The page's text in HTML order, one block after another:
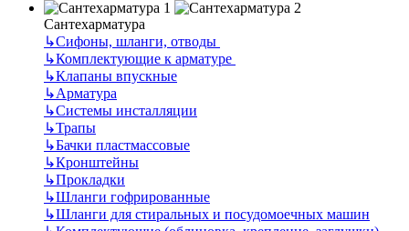
Сантехарматура
↳Сифоны, шланги, отводы
↳Комплектующие к арматуре
↳Клапаны впускные
↳Арматура
↳Системы инсталляции
↳Трапы
↳Бачки пластмассовые
↳Кронштейны
↳Прокладки
↳Шланги гофрированные
↳Шланги для стиральных и посудомоечных машин